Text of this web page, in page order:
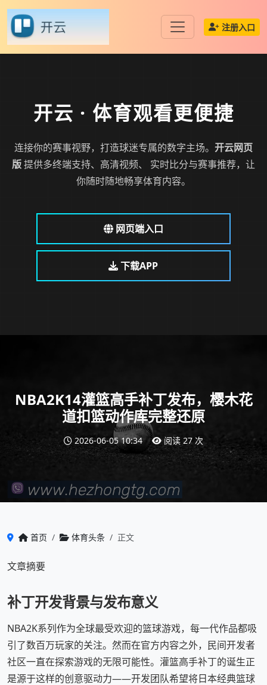
注册入口
开云 · 体育观看更便捷
连接你的赛事视野，打造球迷专属的数字主场。 开云网页
版提供多终端支持、高清视频、 实时比分与赛事推荐，让
你随时随地畅享体育内容。
网页端入口
下载APP
NBA2K14灌篮高手补丁发布，樱木花
道扣篮动作库完整还原
2026-06-05 10:34 阅读 27 次
首页 体育头条 正文
文章摘要
补丁开发背景与发布意义
NBA2K系列作为全球最受欢迎的篮球游戏，每一代作品都吸
引了数百万玩家的关注。然而在官方内容之外，民间开发者
社区一直在探索游戏的无限可能性。灌篮高手补丁的诞生正
是源于这样的创意驱动力——开发团队希望将日本经典篮球